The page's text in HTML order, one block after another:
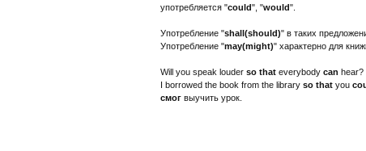
употребляется "could", "would".
Употребление "shall(should)" в таких
Употребление "may(might)" характерно для
Will you speak louder so that everybody can hear?
I borrowed the book from the library so that you
смог выучить урок.